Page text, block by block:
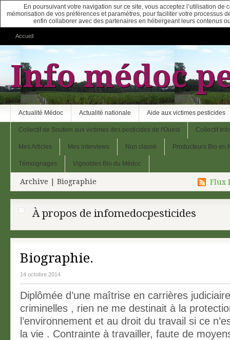
Accueil
Info médoc
Actualité Médoc Actualité nationale Aide aux victimes pesticides
Collectif de Soutien aux victimes des pesticides de l'Ouest Collectif
Mes Articles Mes interviews Non classé Producteurs Bio en
Témoignages Vignobles Bio du Médoc
Archive | Biographie Flux
À propos de infomedocpesticides
Biographie.
14 octobre 2014
Diplômée d’une maîtrise en carrières
criminelles , rien ne me destinait à la
l’environnement et au droit du travail si ce
la vie . Contrainte à travailler, faute de
En poursuivant votre navigation sur ce site, vous acceptez l’utilisation
mémorisation de vos préférences et paramètres, pour faciliter votre processus
enfin collaborer avec des partenaires en hébergeant leurs contenus